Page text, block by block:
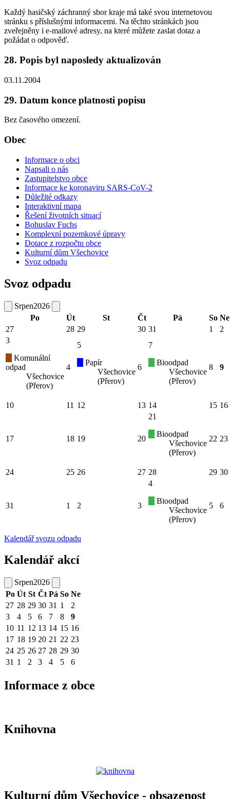
Každý hasičský záchranný sbor kraje má také svou internetovou
stránku s příslušnými informacemi. Na těchto stránkách jsou
zveřejněny i e-mailové adresy, na které můžete zaslat dotaz a
požádat o odpověď.
28. Popis byl naposledy aktualizován
03.11.2004
29. Datum konce platnosti popisu
Bez časového omezení.
Obec
Informace o obci
Napsali o nás
Zastupitelstvo obce
Informace ke koronaviru SARS-CoV-2
Důležité odkazy
Interaktivní mapa
Řešení životních situací
Bohuslav Fuchs
Komplexní pozemkové úpravy
Dotace z rozpočtu obce
Kulturní dům Všechovice
Svoz odpadu
Svoz odpadu
Srpen2026
Po
Út St Čt Pá So Ne
27
28 29 30 31 1
2
3
Komunální
odpad
Všechovice
(Přerov)
4
5
Papír
Všechovice
(Přerov)
6
7
Bioodpad
Všechovice
(Přerov)
8 9
10 11 12 13 14 15 16
17 18 19 20
21
Bioodpad
Všechovice
(Přerov)
22 23
24 25 26 27 28 29 30
31 1 2 3
4
Bioodpad
Všechovice
(Přerov)
5 6
Kalendář svozu odpadu
Kalendář akcí
Srpen2026
Po Út St Čt Pá So Ne
27 28 29 30 31 1
2
3
4 5 6 7 8
9
10 11 12 13 14 15 16
17 18 19 20 21 22 23
24 25 26 27 28 29 30
31 1 2 3 4 5 6
Informace z obce
Knihovna
Kulturní dům Všechovice - obsazenost